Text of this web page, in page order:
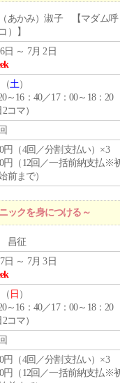
あかみ）淑子 【マダム呼
）】
日 ～ 7月 2日
土）
～16：40／17：00～18：20
2コマ）
円（4回／分割支払い）×3
円（12回／一括前納支払※
前まで）
ックを身につける～
昌征
日 ～ 7月 3日
日 ）
～16：40／17：00～18：20
2コマ）
円（4回／分割支払い）×3
円（12回／一括前納支払※